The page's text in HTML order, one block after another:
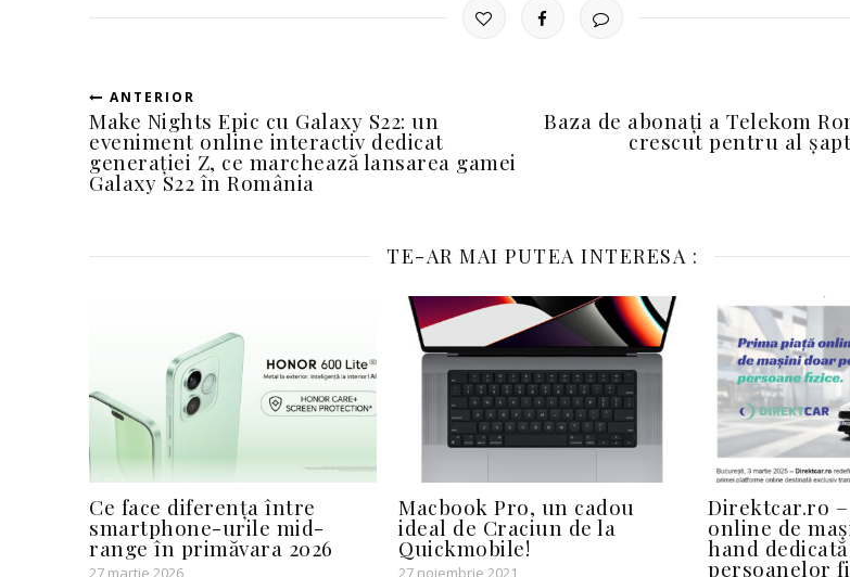
ANTERIOR
Make Nights Epic cu Galaxy S22: un
eveniment online interactiv dedicat
generației Z, ce marchează lansarea gamei
Galaxy S22 în România
Baza de abonați a Telekom
crescut pentru al
TE-AR MAI PUTEA INTERESA :
Ce face diferența între
smartphone-urile mid-
range în primăvara 2026
27 martie 2026
Macbook Pro, un cadou
ideal de Craciun de la
Quickmobile!
27 noiembrie 2021
Direktcar.ro
online de
hand
persoanelor